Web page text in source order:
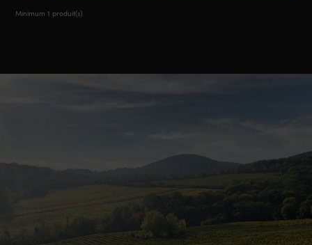
Minimum 1 produit(s)